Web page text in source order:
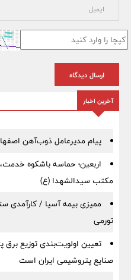
ارسال دیدگاه
آخرین اخبار
پیام مدیرعامل ذوب‌آهن
اربعین؛ حماسه باشکوه
مکتب سیدالشهدا (ع)
ممیزی بیمه آسیا / کارآمدی
تورمی
تعیین اولویت‌بندی توزیع
صنایع پتروشیمی ایران است